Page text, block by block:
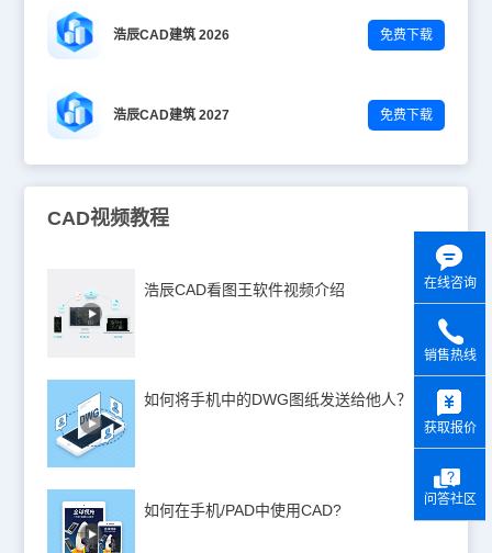
浩辰CAD建筑 2026 免费下载
浩辰CAD建筑 2027 免费下载
CAD视频教程
浩辰CAD看图王软件视频介绍
如何将手机中的DWG图纸发送给他人？
如何在手机/PAD中使用CAD?
在线咨询
销售热线
获取报价
问答社区